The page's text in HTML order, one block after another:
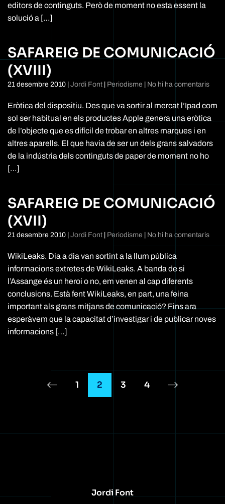
editors de continguts. Però de moment no esta essent la
solució a […]
SAFAREIG DE COMUNICACIÓ
(XVIII)
21 desembre 2010 Jordi Font Periodisme No hi ha comentarisa
de
Eròtica del dispositiu. Des que va sortir al mercat l’Ipad com
sol ser habitual en els productes Apple genera una eròtica
de l’objecte que es difícil de trobar en altres marques i en
altres aparells. El que havia de ser un dels grans salvadors
de la indústria dels continguts de paper de moment no ho
[…]
SAFAREIG DE COMUNICACIÓ
(XVII)
21 desembre 2010 Jordi Font Periodisme No hi ha comentarisa
WikiLeaks. Dia a dia van sortint a la llum pública
informacions extretes de WikiLeaks. A banda de si
l’Assange és un heroi o no, em venen al cap diferents
conclusions. Està fent WikiLeaks, en part, una feina
important als grans mitjans de comunicació? Fins ara
esperàvem que la capacitat d’investigar i de publicar noves
informacions […]
1 2 3 4
Jordi Font